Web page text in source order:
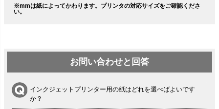
※mmは紙によってかわります。プリンタの対応サイズをご確認くださ
い。
お問い合わせと回答
インクジェットプリンター用の紙はどれを選べばよいです
か？